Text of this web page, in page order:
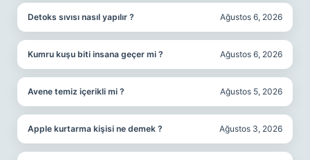
Detoks sıvısı nasıl yapılır ? Ağustos 6, 2026
Kumru kuşu biti insana geçer mi ? Ağustos 6, 2026
Avene temiz içerikli mi ? Ağustos 5, 2026
Apple kurtarma kişisi ne demek ? Ağustos 3, 2026